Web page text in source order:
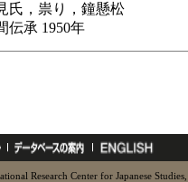
氏，祟り，鐘懸松
伝承 1950年
Research Center for Japanese